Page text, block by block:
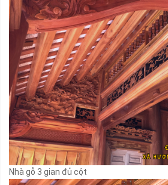
Nhà gỗ 3 gian đủ cột